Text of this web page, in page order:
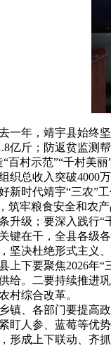
年，靖宇县始终坚
亿斤；防返贫监测
百村示范”“千村美
织总收入突破4000万
时代靖宇“三农”工
筑牢粮食安全和农
升级；要深入践行
键在干，全县各级
坚决杜绝形式主义、
下要聚焦2026年“
给。二要持续推进
村综合改革。
、各部门要提高政
盯人参、蓝莓等优
形成上下联动、齐